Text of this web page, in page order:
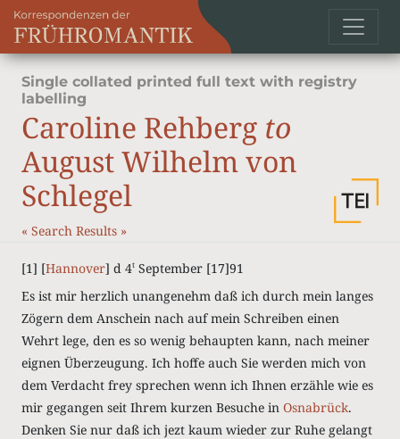
Single collated printed full text with registry
labelling
Caroline Rehberg to
August Wilhelm von
Schlegel
« Search Results »
[1] [Hannover] d 4t September [17]91
Es ist mir herzlich unangenehm daß ich durch mein langes
Zögern dem Anschein nach auf mein Schreiben einen
Wehrt lege, den es so wenig behaupten kann, nach meiner
eignen Überzeugung. Ich hoffe auch Sie werden mich von
dem Verdacht frey sprechen wenn ich Ihnen erzähle wie es
mir gegangen seit Ihrem kurzen Besuche in Osnabrück.
Denken Sie nur daß ich jezt kaum wieder zur Ruhe gelangt